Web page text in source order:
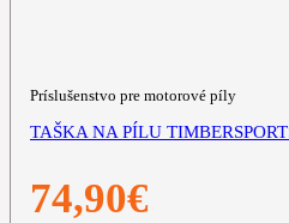
Príslušenstvo pre motorové píly
TAŠKA NA PÍLU
74,90€